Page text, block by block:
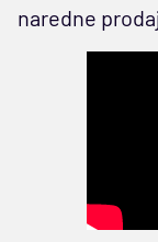
naredne